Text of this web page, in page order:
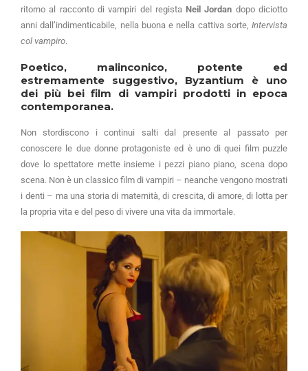
ritorno al racconto di vampiri del regista Neil Jordan dopo diciotto
anni dall’indimenticabile, nella buona e nella cattiva sorte, Intervista
col vampiro.
Poetico, malinconico, potente ed
estremamente suggestivo, Byzantium è uno
dei più bei film di vampiri prodotti in epoca
contemporanea.
Non stordiscono i continui salti dal presente al passato per
conoscere le due donne protagoniste ed è uno di quei film puzzle
dove lo spettatore mette insieme i pezzi piano piano, scena dopo
scena. Non è un classico film di vampiri – neanche vengono mostrati
i denti – ma una storia di maternità, di crescita, di amore, di lotta per
la propria vita e del peso di vivere una vita da immortale.